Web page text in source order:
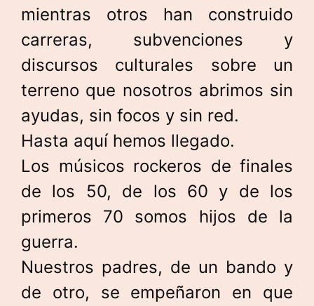
mientras otros han construido
carreras, subvenciones y
discursos culturales sobre un
terreno que nosotros abrimos sin
ayudas, sin focos y sin red.
Hasta aquí hemos llegado.
Los músicos rockeros de finales
de los 50, de los 60 y de los
primeros 70 somos hijos de la
guerra.
Nuestros padres, de un bando y
de otro, se empeñaron en que